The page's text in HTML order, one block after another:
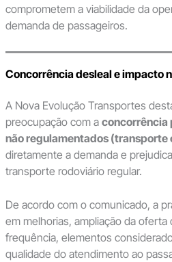
comprometem a viabilidade da
demanda de passageiros.
Concorrência desleal e impacto
A Nova Evolução Transportes
preocupação com a concorrência
não regulamentados (transporte
diretamente a demanda e
transporte rodoviário regular.
De acordo com o comunicado, a
em melhorias, ampliação da
frequência, elementos
qualidade do atendimento ao